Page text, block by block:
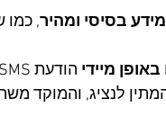
מידע בסיסי ומהיר, כמו
באופן מיידי
לנציג, והמוקד